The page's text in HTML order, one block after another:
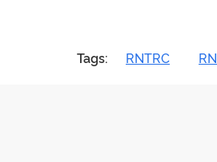
Tags: RNTRC